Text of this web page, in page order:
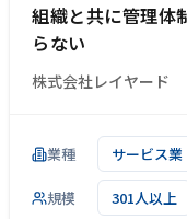
組織と共に管理体
らない
株式会社レイヤード
業種 サービス業
規模 301人以上